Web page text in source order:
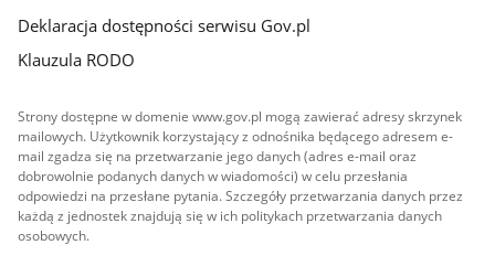
Deklaracja dostępności serwisu Gov.pl
Klauzula RODO
Strony dostępne w domenie www.gov.pl mogą zawierać adresy skrzynek
mailowych. Użytkownik korzystający z odnośnika będącego adresem e-
mail zgadza się na przetwarzanie jego danych (adres e-mail oraz
dobrowolnie podanych danych w wiadomości) w celu przesłania
odpowiedzi na przesłane pytania. Szczegóły przetwarzania danych przez
każdą z jednostek znajdują się w ich politykach przetwarzania danych
osobowych.